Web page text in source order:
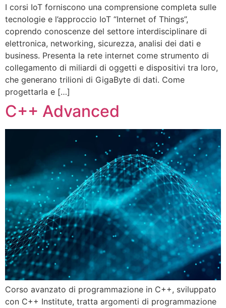
I corsi IoT forniscono una comprensione completa sulle
tecnologie e l’approccio IoT “Internet of Things”,
coprendo conoscenze del settore interdisciplinare di
elettronica, networking, sicurezza, analisi dei dati e
business. Presenta la rete internet come strumento di
collegamento di miliardi di oggetti e dispositivi tra loro,
che generano trilioni di GigaByte di dati. Come
progettarla e […]
C++ Advanced
Corso avanzato di programmazione in C++, sviluppato
con C++ Institute, tratta argomenti di programmazione